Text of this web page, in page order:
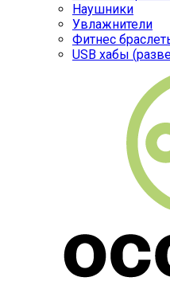
Наушники
Увлажнители
Фитнес
USB хабы